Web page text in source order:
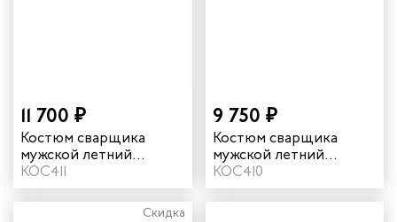
руководителей
11 700 ₽
Костюм сварщика
мужской летний
"Файмер 2" цвет
черный/желтый
КОС411
9 750 ₽
Костюм сварщика
мужской летний
"Файмер 1" цвет серый/
черный
КОС410
Скидка